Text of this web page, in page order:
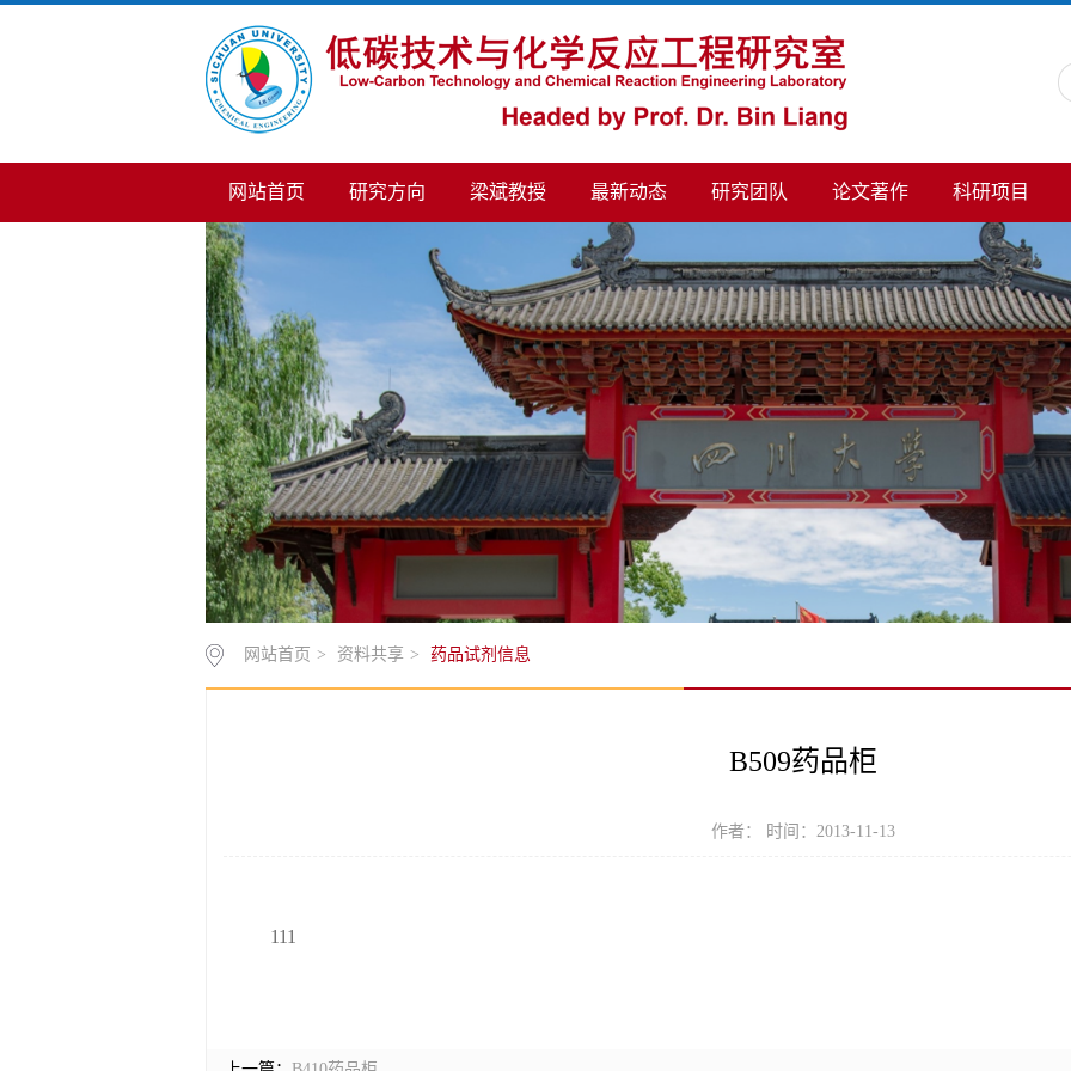
网站首页 研究方向 梁斌教授 最新动态 研究团队 论文著作 科研项目
网站首页 > 资料共享 > 药品试剂信息
B509药品柜
作者： 时间：2013-11-13
111